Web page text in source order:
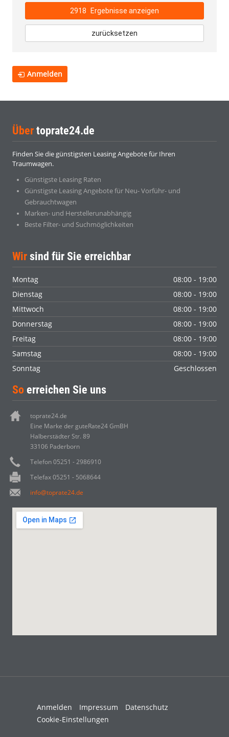
2918 Ergebnisse anzeigen
zurücksetzen
Anmelden
Über toprate24.de
Finden Sie die günstigsten Leasing Angebote für Ihren
Traumwagen.
Günstigste Leasing Raten
Günstigste Leasing Angebote für Neu- Vorführ- und
Gebrauchtwagen
Marken- und Herstellerunabhängig
Beste Filter- und Suchmöglichkeiten
Wir sind für Sie erreichbar
Montag
08:00 - 19:00
Dienstag
08:00 - 19:00
Mittwoch
08:00 - 19:00
Donnerstag
08:00 - 19:00
Freitag
08:00 - 19:00
Samstag
08:00 - 19:00
Sonntag
Geschlossen
So erreichen Sie uns
toprate24.de
Eine Marke der guteRate24 GmBH
Halberstädter Str. 89
33106 Paderborn
Telefon 05251 - 2986910
Telefax 05251 - 5068644
info@toprate24.de
Anmelden Impressum
Datenschutz
Cookie-Einstellungen